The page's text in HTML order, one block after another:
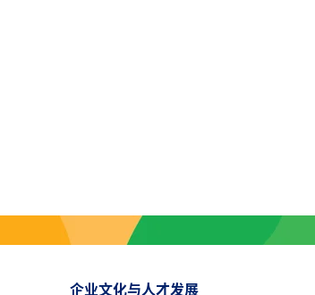
企业文化与人才发展